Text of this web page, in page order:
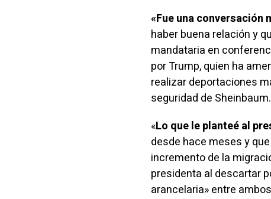
«Fue una conversación
haber buena relación y
mandataria en
porTrump, quien ha
realizardeportaciones
seguridad de Sheinbaum.
«Lo que le planteé al
desde hace meses y
incremento de la
presidenta al descartar
arancelaria» entre